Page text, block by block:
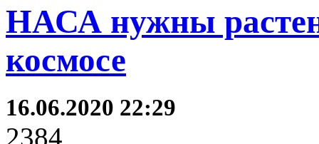
НАСА нужны
космосе
16.06.2020 22:29
2384